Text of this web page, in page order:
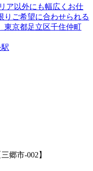
ア以外にも幅広くお仕
りご希望に合わせられる
東京都足立区千住仲町
郷市-002】